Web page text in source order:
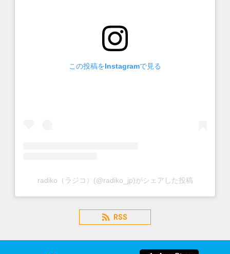
この投稿をInstagramで見る
radiko（ラジコ）(@radiko_jp)がシェアした投稿
RSS